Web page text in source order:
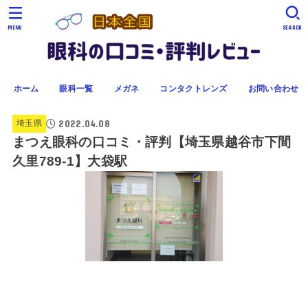
ホーム 眼科一覧 メガネ コンタクトレンズ お問い合わせ
SEARCH
MENU
埼玉県 2022.04.08
まつえ眼科の口コミ・評判【埼玉県越谷市下間
久里789-1】大袋駅